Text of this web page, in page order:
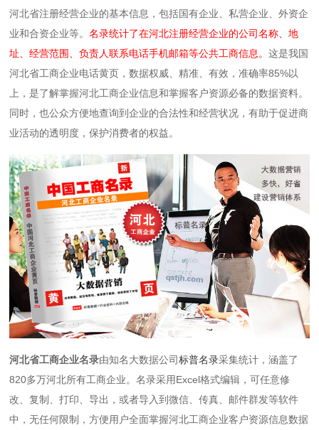
河北省注册经营企业的基本信息，包括国有企业、私营企业、外资企
业和合资企业等。名录统计了在河北注册经营企业的公司名称、地
址、经营范围、负责人联系电话手机邮箱等公共工商信息。这是我国
河北省工商企业电话黄页，数据权威、精准、有效，准确率85%以
上，是了解掌握河北工商企业信息和掌握客户资源必备的数据资料。
同时，也公众方便地查询到企业的合法性和经营状况，有助于促进商
业活动的透明度，保护消费者的权益。
河北省工商企业名录由知名大数据公司标普名录采集统计，涵盖了
820多万河北所有工商企业。名录采用Excel格式编辑，可任意修
改、复制、打印、导出，或者导入到微信、传真、邮件群发等软件
中，无任何限制 ，方便用户全面掌握河北工商企业客户资源信息数据